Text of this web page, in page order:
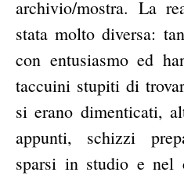
archivio/mostra. La
stata molto diversa:
con entusiasmo ed
taccuini stupiti di
si erano dimenticati,
appunti, schizzi
sparsi in studio e nel